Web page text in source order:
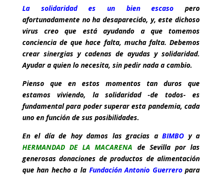
La solidaridad es un bien escaso pero
afortunadamente no ha desaparecido, y, este dichoso
virus creo que está ayudando a que tomemos
conciencia de que hace falta, mucha falta. Debemos
crear sinergias y cadenas de ayudas y solidaridad.
Ayudar a quien lo necesita, sin pedir nada a cambio.
Pienso que en estos momentos tan duros que
estamos viviendo, la solidaridad -de todos- es
fundamental para poder superar esta pandemia, cada
uno en función de sus posibilidades.
En el día de hoy damos las gracias aBIMBO y a
HERMANDAD DE LA MACARENA de Sevilla por las
generosas donaciones de productos de alimentación
que han hecho a la Fundación Antonio Guerreropara